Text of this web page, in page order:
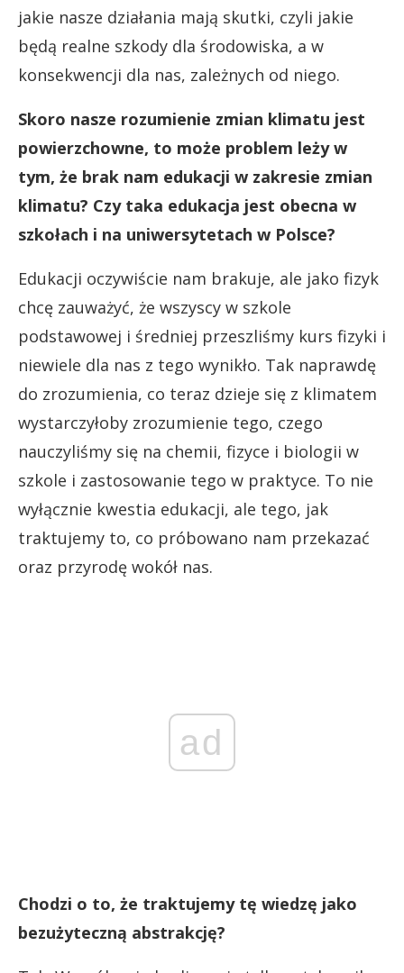
jakie nasze działania mają skutki, czyli jakie
będą realne szkody dla środowiska, a w
konsekwencji dla nas, zależnych od niego.
Skoro nasze rozumienie zmian klimatu jest
powierzchowne, to może problem leży w
tym, że brak nam edukacji w zakresie zmian
klimatu? Czy taka edukacja jest obecna w
szkołach i na uniwersytetach w Polsce?
Edukacji oczywiście nam brakuje, ale jako fizyk
chcę zauważyć, że wszyscy w szkole
podstawowej i średniej przeszliśmy kurs fizyki i
niewiele dla nas z tego wynikło. Tak naprawdę
do zrozumienia, co teraz dzieje się z klimatem
wystarczyłoby zrozumienie tego, czego
nauczyliśmy się na chemii, fizyce i biologii w
szkole i zastosowanie tego w praktyce. To nie
wyłącznie kwestia edukacji, ale tego, jak
traktujemy to, co próbowano nam przekazać
oraz przyrodę wokół nas.
ad
Chodzi o to, że traktujemy tę wiedzę jako
bezużyteczną abstrakcję?